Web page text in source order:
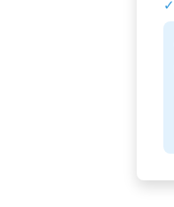
✓